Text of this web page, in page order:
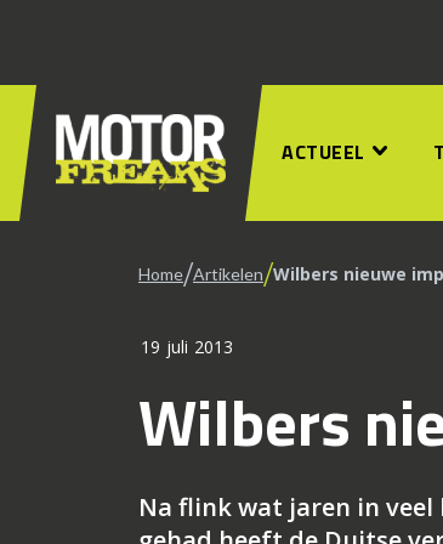
ACTUEEL
Home/Artikelen/Wilbers nieuwe
19 juli 2013
Wilbers
Na flink wat jaren in